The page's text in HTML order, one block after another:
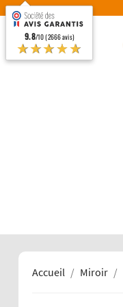
Accueil Miroir
9.8/10 (2666 avis)
★★★★★